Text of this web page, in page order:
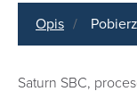
Opis Pobierz
Saturn SBC,